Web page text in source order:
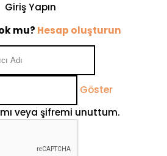
Giriş Yapın
mu? Hesap oluşturun
Göster
veya şifremi unuttum.